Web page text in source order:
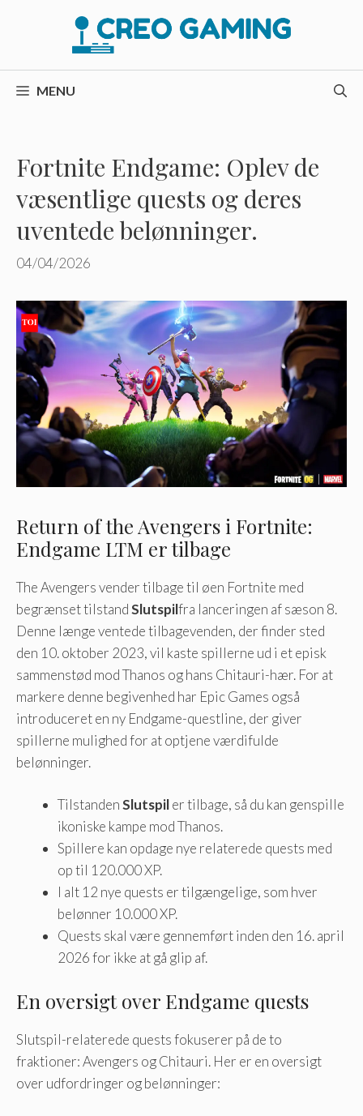
MENU
Fortnite Endgame: Oplev de
væsentlige quests og deres
uventede belønninger.
04/04/2026
Return of the Avengers i Fortnite:
Endgame LTM er tilbage
The Avengers vender tilbage til øen Fortnite med
begrænset tilstandSlutspilfra lanceringen af ​​sæson 8.
Denne længe ventede tilbagevenden, der finder sted
den 10. oktober 2023, vil kaste spillerne ud i et episk
sammenstød mod Thanos og hans Chitauri-hær. For at
markere denne begivenhed har Epic Games også
introduceret en ny Endgame-questline, der giver
spillerne mulighed for at optjene værdifulde
belønninger.
TilstandenSlutspiler tilbage, så du kan genspille
ikoniske kampe mod Thanos.
Spillere kan opdage nye relaterede quests med
op til 120.000 XP.
I alt 12 nye quests er tilgængelige, som hver
belønner 10.000 XP.
Quests skal være gennemført inden den 16. april
2026 for ikke at gå glip af.
En oversigt over Endgame quests
Slutspil-relaterede quests fokuserer på de to
fraktioner: Avengers og Chitauri. Her er en oversigt
over udfordringer og belønninger: